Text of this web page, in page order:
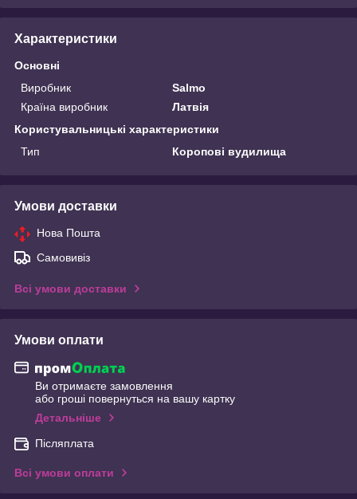
Характеристики
Основні
Виробник
Salmo
Країна виробник
Латвія
Користувальницькі характеристики
Тип
Коропові вудилища
Умови доставки
Нова Пошта
Самовивіз
Всі умови доставки
Умови оплати
Ви отримаєте замовлення
або гроші повернуться на вашу картку
Детальніше
Післяплата
Всі умови оплати